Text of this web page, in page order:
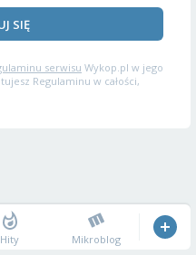
SIĘ
serwisu Wykop.pl w jego
Regulaminu w całości,
Hity Mikroblog